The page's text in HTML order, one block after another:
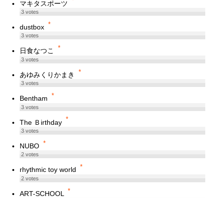
マキタスポーツ
3votes
dustbox *
3votes
日食なつこ *
3votes
あゆみくりかまき *
3votes
Bentham *
3votes
The Ｂirthday *
3votes
NUBO *
2votes
rhythmic toy world *
2votes
ART-SCHOOL *